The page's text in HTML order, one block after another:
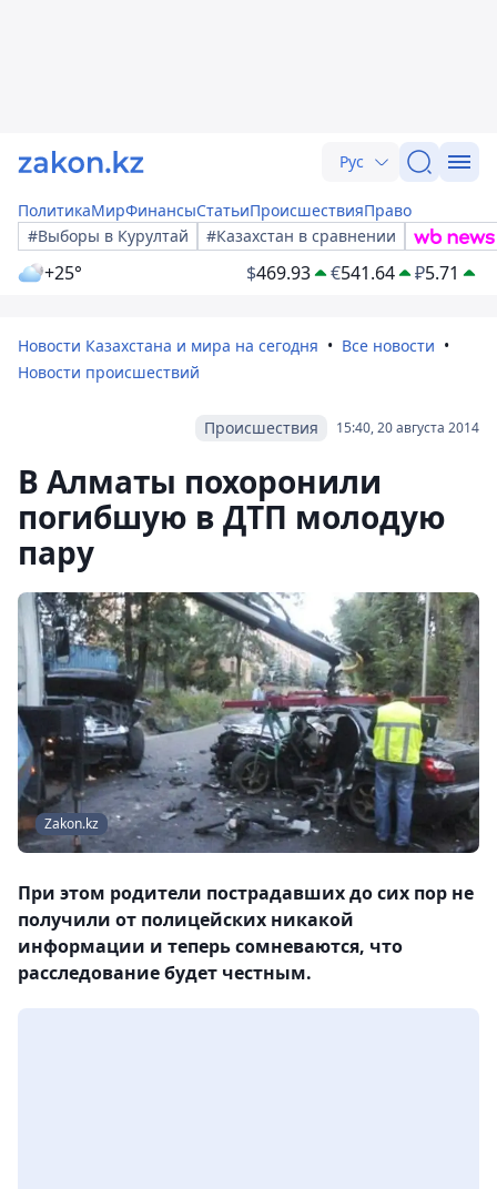
Рус
ПолитикаМирФинансыСтатьиПроисшествияПраво
#Выборы в Курултай
#Казахстан в сравнении
+25° $469.93 €541.64 ₽5.71
Новости Казахстана и мира на сегодня
Все новости
Новости происшествий
15:40, 20 августа 2014
Происшествия
В Алматы похоронили
погибшую в ДТП молодую
пару
Zakon.kz
При этом родители пострадавших до сих пор не
получили от полицейских никакой
информации и теперь сомневаются, что
расследование будет честным.